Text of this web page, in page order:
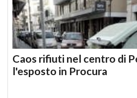
Caos rifiuti nel centro di
l'esposto in Procura